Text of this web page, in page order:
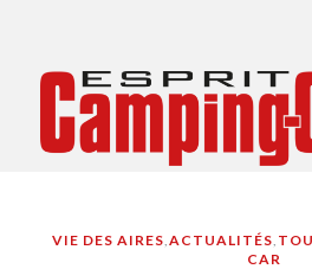
VIE DES AIRES,ACTUALITÉS,
CAR